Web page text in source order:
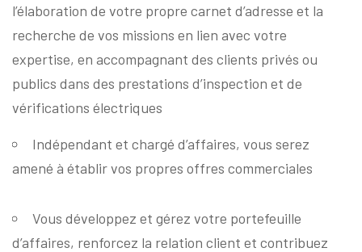
l’élaboration de votre propre carnet d’adresse et la
recherche de vos missions en lien avec votre
expertise, en accompagnant des clients privés ou
publics dans des prestations d’inspection et de
vérifications électriques
Indépendant et chargé d’affaires, vous serez
amené à établir vos propres offres commerciales
Vous développez et gérez votre portefeuille
d’affaires, renforcez la relation client et contribuez